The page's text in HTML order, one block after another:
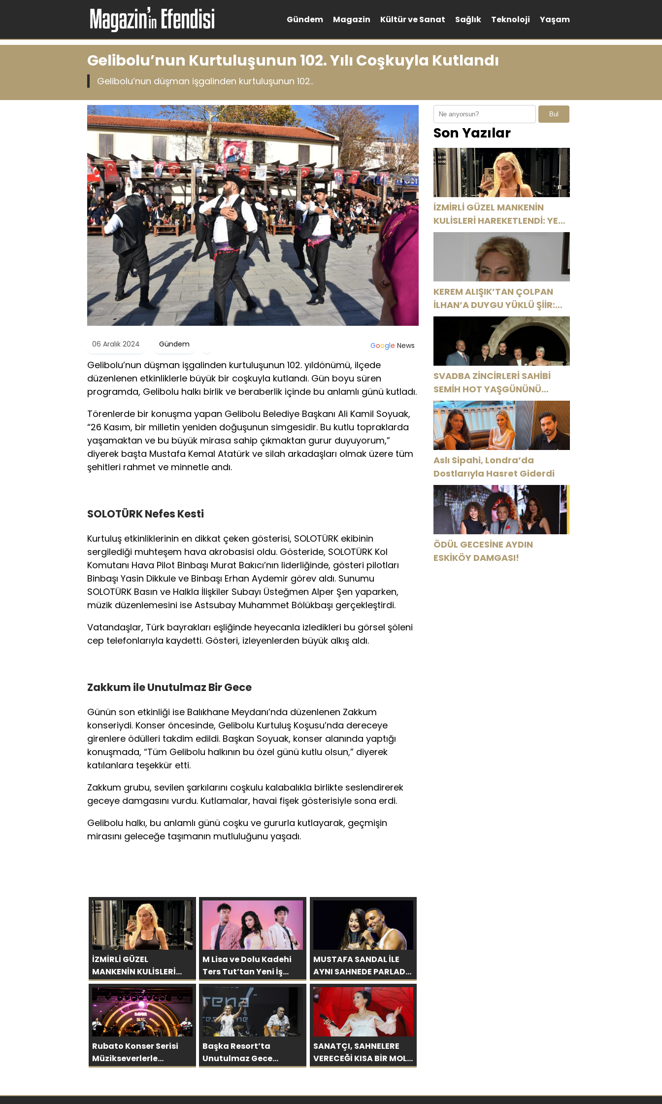
Gündem Magazin Kültür ve Sanat Sağlık Teknoloji Yaşam
Gelibolu’nun Kurtuluşunun 102. Yılı Coşkuyla Kutlandı
Gelibolu’nun düşman işgalinden kurtuluşunun 102..
06 Aralık 2024 Gündem Google News
Gelibolu’nun düşman işgalinden kurtuluşunun 102. yıldönümü, ilçede
düzenlenen etkinliklerle büyük bir coşkuyla kutlandı. Gün boyu süren
programda, Gelibolu halkı birlik ve beraberlik içinde bu anlamlı günü kutladı.
Törenlerde bir konuşma yapan Gelibolu Belediye Başkanı Ali Kamil Soyuak,
“26 Kasım, bir milletin yeniden doğuşunun simgesidir. Bu kutlu topraklarda
yaşamaktan ve bu büyük mirasa sahip çıkmaktan gurur duyuyorum,”
diyerek başta Mustafa Kemal Atatürk ve silah arkadaşları olmak üzere tüm
şehitleri rahmet ve minnetle andı.
SOLOTÜRK Nefes Kesti
Kurtuluş etkinliklerinin en dikkat çeken gösterisi, SOLOTÜRK ekibinin
sergilediği muhteşem hava akrobasisi oldu. Gösteride, SOLOTÜRK Kol
Komutanı Hava Pilot Binbaşı Murat Bakıcı’nın liderliğinde, gösteri pilotları
Binbaşı Yasin Dikkule ve Binbaşı Erhan Aydemir görev aldı. Sunumu
SOLOTÜRK Basın ve Halkla İlişkiler Subayı Üsteğmen Alper Şen yaparken,
müzik düzenlemesini ise Astsubay Muhammet Bölükbaşı gerçekleştirdi.
Vatandaşlar, Türk bayrakları eşliğinde heyecanla izledikleri bu görsel şöleni
cep telefonlarıyla kaydetti. Gösteri, izleyenlerden büyük alkış aldı.
Zakkum ile Unutulmaz Bir Gece
Günün son etkinliği ise Balıkhane Meydanı’nda düzenlenen Zakkum
konseriydi. Konser öncesinde, Gelibolu Kurtuluş Koşusu’nda dereceye
girenlere ödülleri takdim edildi. Başkan Soyuak, konser alanında yaptığı
konuşmada, “Tüm Gelibolu halkının bu özel günü kutlu olsun,” diyerek
katılanlara teşekkür etti.
Zakkum grubu, sevilen şarkılarını coşkulu kalabalıkla birlikte seslendirerek
geceye damgasını vurdu. Kutlamalar, havai fişek gösterisiyle sona erdi.
Gelibolu halkı, bu anlamlı günü coşku ve gururla kutlayarak, geçmişin
mirasını geleceğe taşımanın mutluluğunu yaşadı.
İZMİRLİ GÜZEL
MANKENİN KULİSLERİ
HAREKETLENDİ: YENİ
PROJELER YOLDA!
M Lisa ve Dolu Kadehi
Ters Tut’tan Yeni İş
Birliği: “Vişne”
MUSTAFA SANDAL İLE
AYNI SAHNEDE PARLADI:
AFRA’YA HARBİYE’DE
BÜYÜK ALKIŞ
Rubato Konser Serisi
Müzikseverlerle
Buluşmaya Devam
Başka Resort’ta
Unutulmaz Gece
Özülkü Çifti Bodrum’u
SANATÇI, SAHNELERE
VERECEĞİ KISA BİR MOLA
ÖNCESİ 13 AĞUSTOS’TA
OLACAK!
Bul
Son Yazılar
İZMİRLİ GÜZEL MANKENİN
KULİSLERİ HAREKETLENDİ: YENİ
PROJELER YOLDA!
KEREM ALIŞIK’TAN ÇOLPAN
İLHAN’A DUYGU YÜKLÜ ŞİİR:
“Bir Attila İlhan şiirinden
çıkmıştı sanki”
SVADBA ZİNCİRLERİ SAHİBİ
SEMİH HOT YAŞGÜNÜNÜ
SANAT VE CEMİYET
DÜNYASININ ÜNLÜ İSİMLERİYLE
KUTLADI!
Aslı Sipahi, Londra’da
Dostlarıyla Hasret Giderdi
ÖDÜL GECESİNE AYDIN
ESKİKÖY DAMGASI!